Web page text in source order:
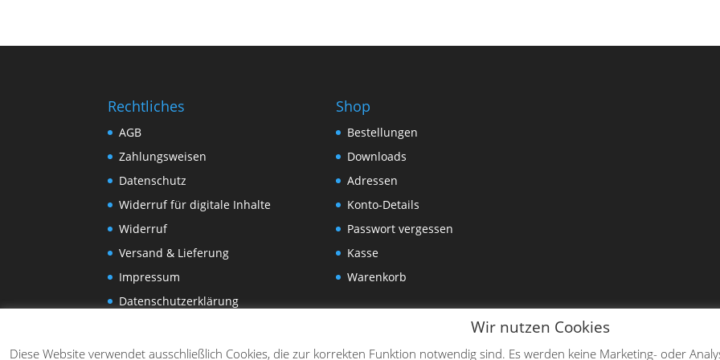
Rechtliches
AGB
Zahlungsweisen
Datenschutz
Widerruf für digitale Inhalte
Widerruf
Versand & Lieferung
Impressum
Datenschutzerklärung
Shop
Bestellungen
Downloads
Adressen
Konto-Details
Passwort vergessen
Kasse
Warenkorb
Wir nutzen Cookies
Diese Website verwendet ausschließlich Cookies, die zur korrekten Funktion notwendig sind. Es werden keine Marketing- oder